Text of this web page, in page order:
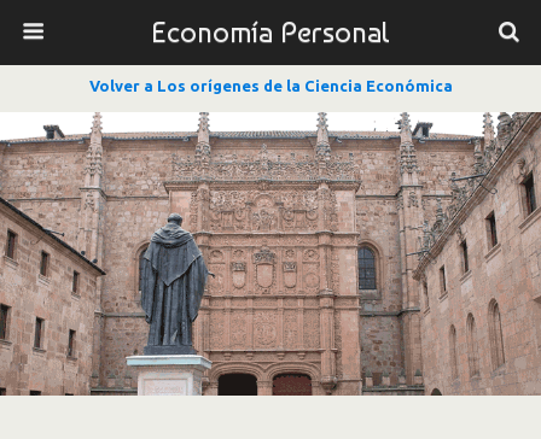
Economía Personal
Volver a Los orígenes de la Ciencia Económica